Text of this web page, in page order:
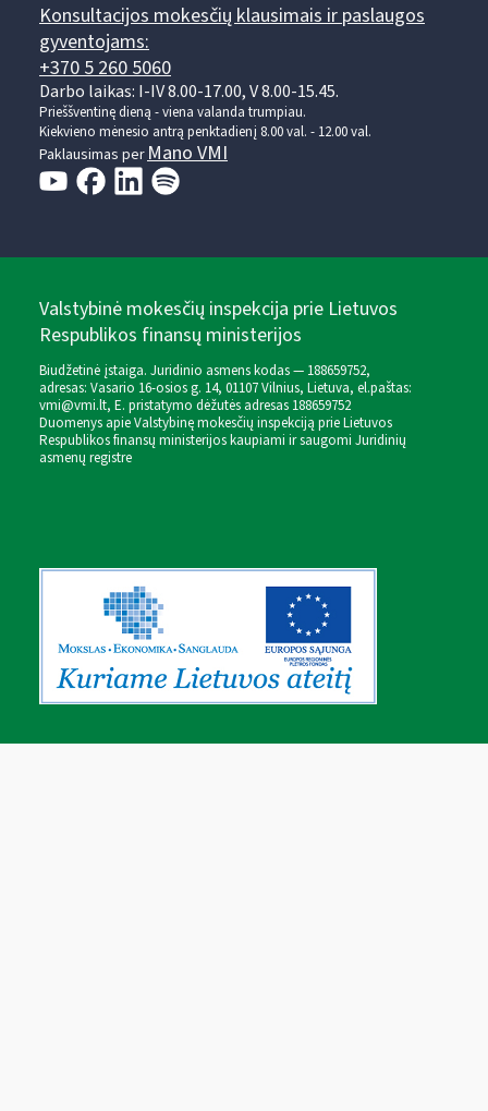
Konsultacijos mokesčių klausimais ir paslaugos
gyventojams:
+370 5 260 5060
Darbo laikas: I-IV 8.00-17.00, V 8.00-15.45.
Prieššventinę dieną - viena valanda trumpiau.
Kiekvieno mėnesio antrą penktadienį 8.00 val. - 12.00 val.
Paklausimas per Mano VMI
Valstybinė mokesčių inspekcija prie Lietuvos
Respublikos finansų ministerijos
Biudžetinė įstaiga. Juridinio asmens kodas — 188659752,
adresas: Vasario 16-osios g. 14, 01107 Vilnius, Lietuva, el.paštas:
vmi@vmi.lt, E. pristatymo dėžutės adresas 188659752
Duomenys apie Valstybinę mokesčių inspekciją prie Lietuvos
Respublikos finansų ministerijos kaupiami ir saugomi Juridinių
asmenų registre